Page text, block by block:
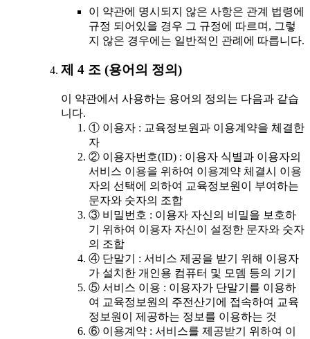
이 약관에 명시되지 않은 사항은 관계 법령에
규정 되어있을 경우 그 규정에 따르며, 그렇
지 않은 경우에는 일반적인 관례에 따릅니다.
제 4 조 (용어의 정의)
이 약관에서 사용하는 용어의 정의는 다음과 같습
니다.
① 이용자 : 교육정보원과 이용계약을 체결한
자
② 이용자번호(ID) : 이용자 식별과 이용자의
서비스 이용을 위하여 이용계약 체결시 이용
자의 선택에 의하여 교육정보원이 부여하는
문자와 숫자의 조합
③ 비밀번호 : 이용자 자신의 비밀을 보호하
기 위하여 이용자 자신이 설정한 문자와 숫자
의 조합
④ 단말기 : 서비스 제공을 받기 위해 이용자
가 설치한 개인용 컴퓨터 및 모뎀 등의 기기
⑤ 서비스 이용 : 이용자가 단말기를 이용하
여 교육정보원의 주전산기에 접속하여 교육
정보원이 제공하는 정보를 이용하는 것
⑥ 이용계약 : 서비스를 제공받기 위하여 이